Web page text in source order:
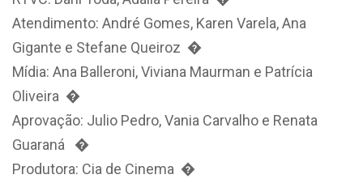
Atendimento: André Gomes, Karen Varela, Ana
Gigante e Stefane Queiroz �
Mídia: Ana Balleroni, Viviana Maurman e Patrícia
Oliveira �
Aprovação: Julio Pedro, Vania Carvalho e Renata
Guaraná �
Produtora: Cia de Cinema �